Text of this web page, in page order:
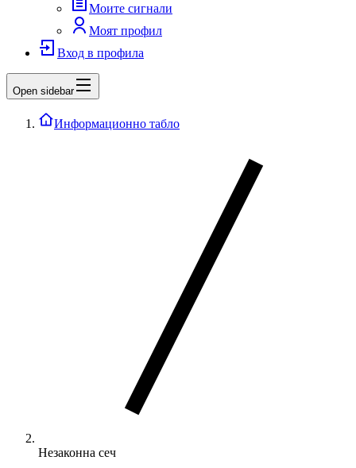
Моите сигнали
Моят профил
Вход в профила
Open sidebar
Информационно табло
Незаконна сеч